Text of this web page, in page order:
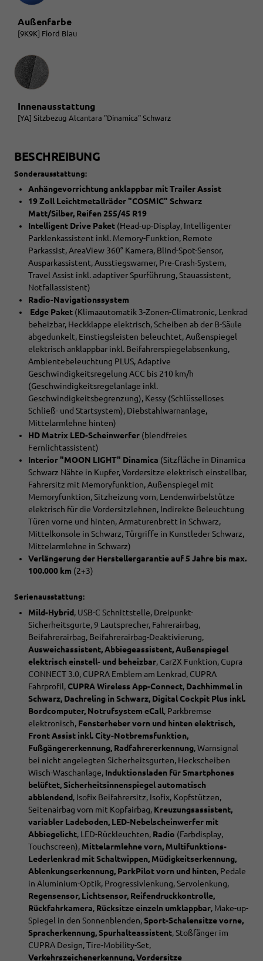
Außenfarbe
[9K9K] Fiord Blau
Innenausstattung
Innenausstattung
[YA] Sitzbezug Alcantara "Dinamica" Schwarz
BESCHREIBUNG
Sonderausstattung:
Anhängevorrichtung anklappbar mit Trailer Assist
19 Zoll Leichtmetallräder "COSMIC" Schwarz
Matt/Silber, Reifen 255/45 R19
Intelligent Drive Paket (Head-up-Display, Intelligenter
Parklenkassistent inkl. Memory-Funktion, Remote
Parkassist, AreaView 360° Kamera, Blind-Spot-Sensor,
Ausparkassistent, Ausstiegswarner, Pre-Crash-System,
Travel Assist inkl. adaptiver Spurführung, Stauassistent,
Notfallassistent)
Radio-Navigationssystem
Edge Paket (Klimaautomatik 3-Zonen-Climatronic, Lenkrad
beheizbar, Heckklappe elektrisch, Scheiben ab der B-Säule
abgedunkelt, Einstiegsleisten beleuchtet, Außenspiegel
elektrisch anklappbar inkl. Beifahrerspiegelabsenkung,
Ambientebeleuchtung PLUS, Adaptive
Geschwindigkeitsregelung ACC bis 210 km/h
(Geschwindigkeitsregelanlage inkl.
Geschwindigkeitsbegrenzung), Kessy (Schlüsselloses
Schließ- und Startsystem), Diebstahlwarnanlage,
Mittelarmlehne hinten)
HD Matrix LED-Scheinwerfer (blendfreies
Fernlichtassistent)
Interior "MOON LIGHT" Dinamica (Sitzfläche in Dinamica
Schwarz Nähte in Kupfer, Vordersitze elektrisch einstellbar,
Fahrersitz mit Memoryfunktion, Außenspiegel mit
Memoryfunktion, Sitzheizung vorn, Lendenwirbelstütze
elektrisch für die Vordersitzlehnen, Indirekte Beleuchtung
Türen vorne und hinten, Armaturenbrett in Schwarz,
Mittelkonsole in Schwarz, Türgriffe in Kunstleder Schwarz,
Mittelarmlehne in Schwarz)
Verlängerung der Herstellergarantie auf 5 Jahre bis max.
100.000 km (2+3)
Serienausstattung:
Mild-Hybrid, USB-C Schnittstelle, Dreipunkt-
Sicherheitsgurte, 9 Lautsprecher, Fahrerairbag,
Beifahrerairbag, Beifahrerairbag-Deaktivierung,
Ausweichassistent, Abbiegeassistent, Außenspiegel
elektrisch einstell- und beheizbar, Car2X Funktion, Cupra
CONNECT 3.0, CUPRA Emblem am Lenkrad, CUPRA
Fahrprofil,CUPRA Wireless App-Connect, Dachhimmel in
Schwarz, Dachreling in Schwarz, Digital Cockpit Plus inkl.
Bordcomputer, Notrufsystem eCall, Parkbremse
elektronisch, Fensterheber vorn und hinten elektrisch,
Front Assist inkl. City-Notbremsfunktion,
Fußgängererkennung, Radfahrererkennung, Warnsignal
bei nicht angelegten Sicherheitsgurten, Heckscheiben
Wisch-Waschanlage, Induktionsladen für Smartphones
belüftet, Sicherheitsinnenspiegel automatisch
abblendend, Isofix Beifahrersitz, Isofix, Kopfstützen,
Seitenairbag vorn mit Kopfairbag, Kreuzungsassistent,
variabler Ladeboden, LED-Nebelscheinwerfer mit
Abbiegelicht, LED-Rückleuchten, Radio (Farbdisplay,
Touchscreen), Mittelarmlehne vorn, Multifunktions-
Lederlenkrad mit Schaltwippen, Müdigkeitserkennung,
Ablenkungserkennung, ParkPilot vorn und hinten, Pedale
in Aluminium-Optik, Progressivlenkung, Servolenkung,
Regensensor, Lichtsensor, Reifendruckkontrolle,
Rückfahrkamera, Rücksitze einzeln umklappbar, Make-up-
Spiegel in den Sonnenblenden,Sport-Schalensitze vorne,
Spracherkennung, Spurhalteassistent, Stoßfänger im
CUPRA Design, Tire-Mobility-Set,
Verkehrszeichenerkennung, Vordersitze